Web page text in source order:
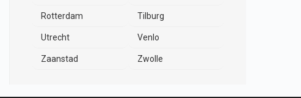
Rotterdam Tilburg
Utrecht Venlo
Zaanstad Zwolle